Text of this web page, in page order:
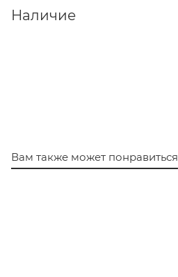
Наличие
Вам также может понравиться